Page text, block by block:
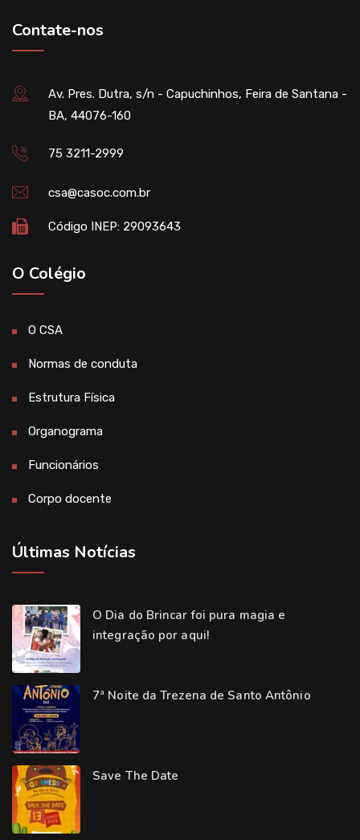
Contate-nos
Av. Pres. Dutra, s/n - Capuchinhos, Feira de Santana -
BA, 44076-160
75 3211-2999
csa@casoc.com.br
Código INEP: 29093643
O Colégio
O CSA
Normas de conduta
Estrutura Física
Organograma
Funcionários
Corpo docente
Últimas Notícias
O Dia do Brincar foi pura magia e
integração por aqui!
7ª Noite da Trezena de Santo Antônio
Save The Date